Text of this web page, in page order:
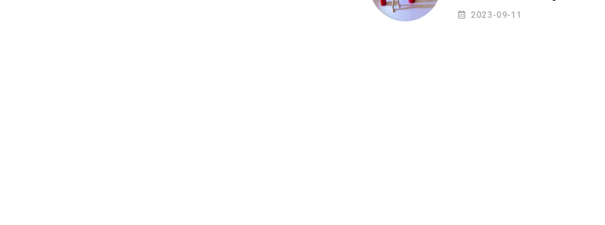
wygląda przyszłość
2023-09-11